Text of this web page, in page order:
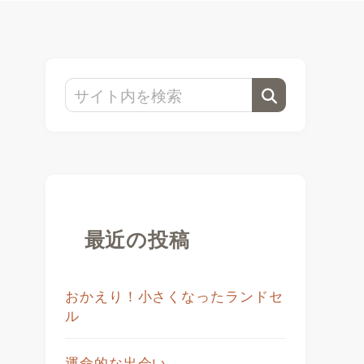
最近の投稿
おかえり！小さくなったランドセ
ル